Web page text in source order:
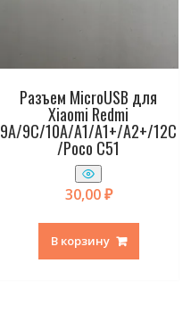
Разъем MicroUSB для
Xiaomi Redmi
9A/9C/10A/A1/A1+/A2+/12C
/Poco C51
30,00₽
В корзину